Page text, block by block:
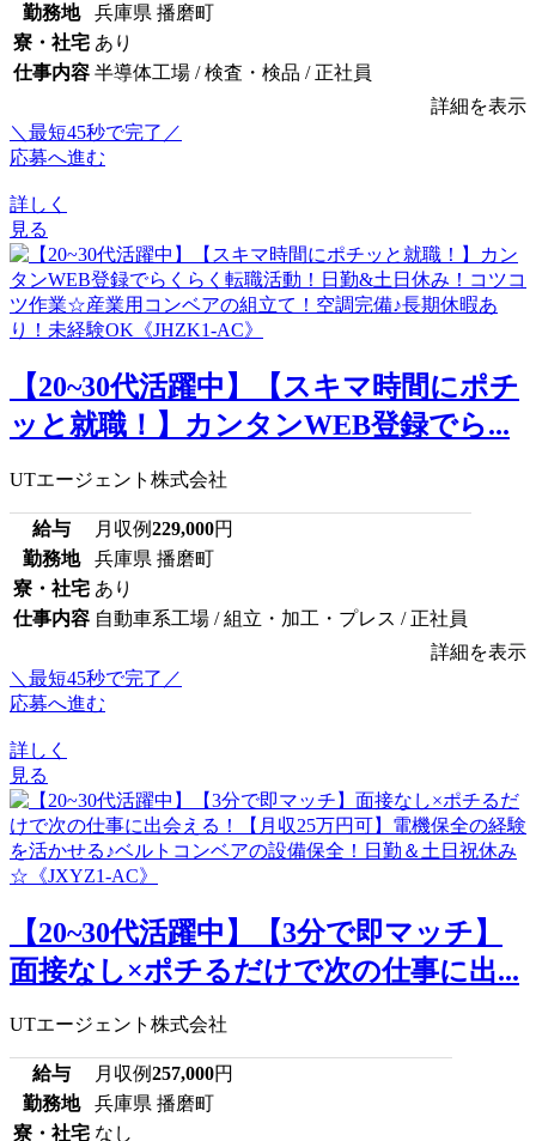
勤務地
兵庫県 播磨町
寮・社宅 あり
仕事内容 半導体工場 / 検査・検品 / 正社員
詳細を表示
＼最短45秒で完了／
応募へ進む
詳しく
見る
【20~30代活躍中】【スキマ時間にポチ
ッと就職！】カンタンWEB登録でら...
UTエージェント株式会社
給与 月収例229,000円
勤務地
兵庫県 播磨町
寮・社宅 あり
仕事内容 自動車系工場 / 組立・加工・プレス / 正社員
詳細を表示
＼最短45秒で完了／
応募へ進む
詳しく
見る
【20~30代活躍中】【3分で即マッチ】
面接なし×ポチるだけで次の仕事に出...
UTエージェント株式会社
給与 月収例257,000円
勤務地
兵庫県 播磨町
寮・社宅 なし